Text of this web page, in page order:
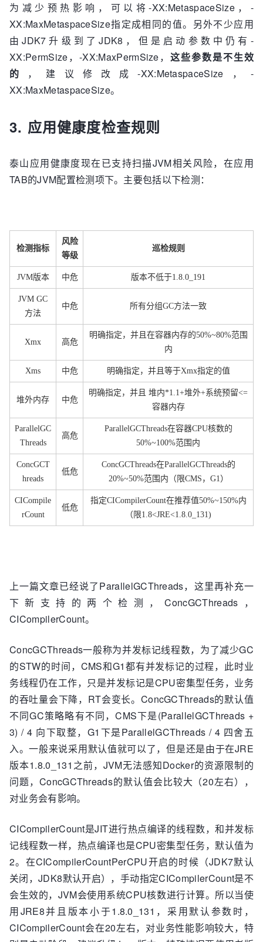
为减少预热影响，可以将-XX:MetaspaceSize，-
XX:MaxMetaspaceSize指定成相同的值。另外不少应用
由JDK7升级到了JDK8，但是启动参数中仍有-
XX:PermSize，-XX:MaxPermSize，这些参数是不生效
的 ，建议修改成-XX:MetaspaceSize，-
XX:MaxMetaspaceSize。
3. 应用健康度检查规则
泰山应用健康度现在已支持扫描JVM相关风险，在应用
TAB的JVM配置检测项下。主要包括以下检测：
检测指标
风险
等级
巡检规则
JVM版本 中危 版本不低于1.8.0_191
JVM GC
方法
中危 所有分组GC方法一致
Xmx 高危
明确指定，并且在容器内存的50%~80%范围
内
Xms 中危 明确指定，并且等于Xmx指定的值
堆外内存 中危
明确指定，并且 堆内*1.1+堆外+系统预留<=
容器内存
ParallelGC
Threads
高危
ParallelGCThreads在容器CPU核数的
50%~100%范围内
ConcGCT
hreads
低危
ConcGCThreads在ParallelGCThreads的
20%~50%范围内（限CMS，G1）
CICompile
rCount
低危
指定CICompilerCount在推荐值50%~150%内
（限1.8<JRE<1.8.0_131)
上一篇文章已经说了ParallelGCThreads，这里再补充一
下新支持的两个检测，ConcGCThreads，
CICompilerCount。
ConcGCThreads一般称为并发标记线程数，为了减少GC
的STW的时间，CMS和G1都有并发标记的过程，此时业
务线程仍在工作，只是并发标记是CPU密集型任务，业务
的吞吐量会下降，RT会变长。ConcGCThreads的默认值
不同GC策略略有不同，CMS下是(ParallelGCThreads +
3) / 4 向下取整，G1下是ParallelGCThreads / 4 四舍五
入。一般来说采用默认值就可以了，但是还是由于在JRE
版本1.8.0_131之前，JVM无法感知Docker的资源限制的
问题，ConcGCThreads的默认值会比较大（20左右），
对业务会有影响。
CICompilerCount是JIT进行热点编译的线程数，和并发标
记线程数一样，热点编译也是CPU密集型任务，默认值为
2。在CICompilerCountPerCPU开启的时候（JDK7默认
关闭，JDK8默认开启），手动指定CICompilerCount是不
会生效的，JVM会使用系统CPU核数进行计算。所以当使
用JRE8并且版本小于1.8.0_131，采用默认参数时，
CICompilerCount会在20左右，对业务性能影响较大，特